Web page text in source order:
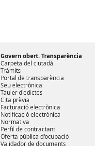
Govern obert. Transparència
Carpeta del ciutadà
Tràmits
Portal de transparència
Seu electrònica
Tauler d'edictes
Cita prèvia
Facturació electrònica
Notificació electrònica
Normativa
Perfil de contractant
Oferta pública d'ocupació
Validador de documents